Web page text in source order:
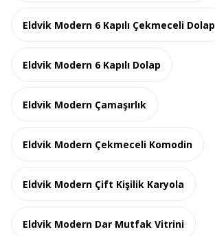
Eldvik Modern 6 Kapılı Çekmeceli Dolap
Eldvik Modern 6 Kapılı Dolap
Eldvik Modern Çamaşırlık
Eldvik Modern Çekmeceli Komodin
Eldvik Modern Çift Kişilik Karyola
Eldvik Modern Dar Mutfak Vitrini